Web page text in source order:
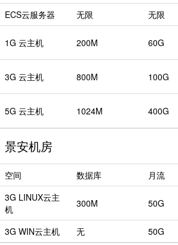
ECS云服务器
无限 无限
1G 云主机 200M 60G
3G 云主机 800M 100G
5G 云主机 1024M 400G
景安机房
空间 数据库 月流
3G LINUX云主
机
300M 50G
3G WIN云主机 无 50G